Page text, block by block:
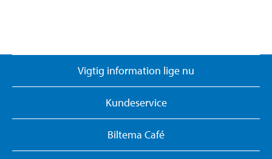
Vigtig information lige nu
Kundeservice
Biltema Café